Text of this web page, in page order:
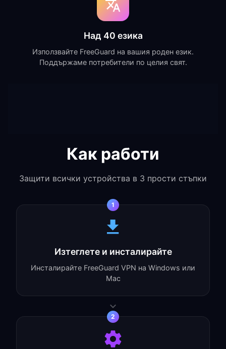
Над 40 езика
Използвайте FreeGuard на вашия роден език.
Поддържаме потребители по целия свят.
Как работи
Защити всички устройства в 3 прости стъпки
1
Изтеглете и инсталирайте
Инсталирайте FreeGuard VPN на Windows или
Mac
2